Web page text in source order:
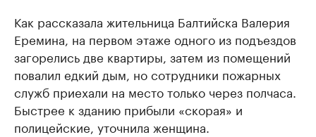
Как рассказала жительница Балтийска Валерия
Еремина, на первом этаже одного из подъездов
загорелись две квартиры, затем из помещений
повалил едкий дым, но сотрудники пожарных
служб приехали на место только через полчаса.
Быстрее к зданию прибыли «скорая» и
полицейские, уточнила женщина.